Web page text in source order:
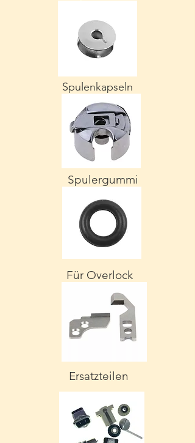
Spulenkapseln
Spulergummi
Für Overlock
Ersatzteilen